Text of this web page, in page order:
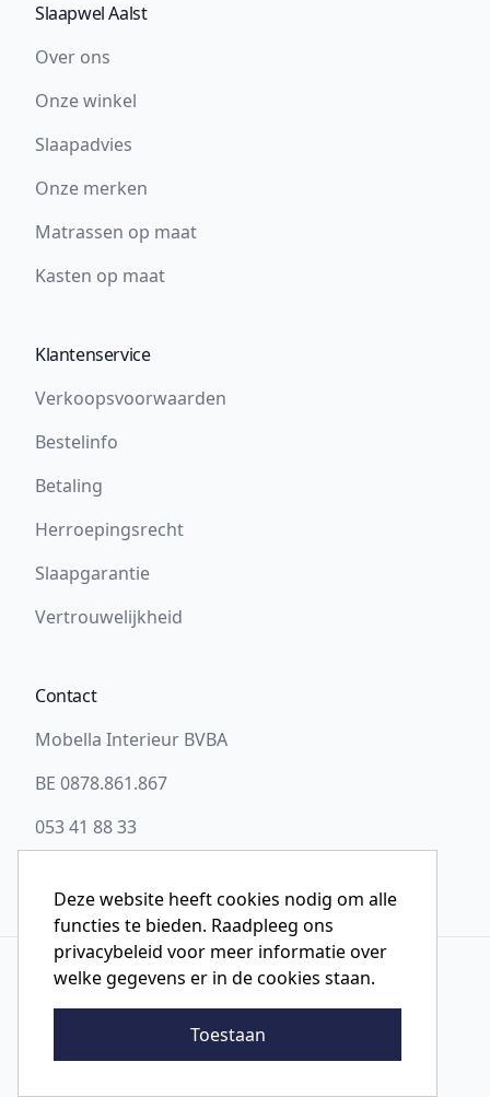
Slaapwel Aalst
Over ons
Onze winkel
Slaapadvies
Onze merken
Matrassen op maat
Kasten op maat
Klantenservice
Verkoopsvoorwaarden
Bestelinfo
Betaling
Herroepingsrecht
Slaapgarantie
Vertrouwelijkheid
Contact
Mobella Interieur BVBA
BE 0878.861.867
053 41 88 33
Deze website heeft cookies nodig om alle
functies te bieden. Raadpleeg ons
privacybeleid voor meer informatie over
welke gegevens er in de cookies staan.
Toestaan